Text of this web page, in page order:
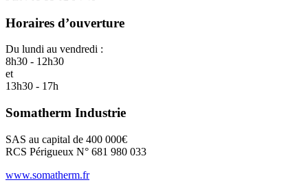
Horaires d’ouverture
Du lundi au vendredi :
8h30 - 12h30
et
13h30 - 17h
Somatherm Industrie
SAS au capital de 400 000€
RCS Périgueux N° 681 980 033
www.somatherm.fr